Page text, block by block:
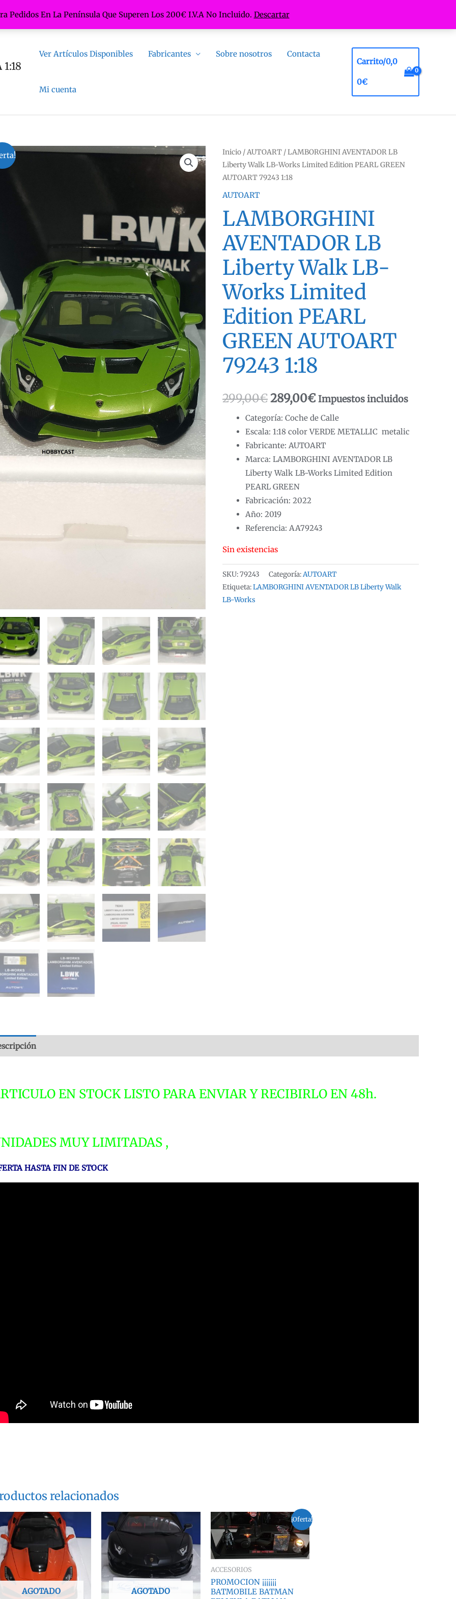
Pedidos En La Península Que Superen Los 200€ I.V.A No Incluido. Descartar
Ver Artículos Disponibles Fabricantes Sobre nosotros Contacta
Mi cuenta
Carrito/0,0
0€
Inicio /AUTOART / LAMBORGHINI AVENTADOR LB
Liberty Walk LB-Works Limited Edition PEARL GREEN
AUTOART 79243 1:18
AUTOART
LAMBORGHINI
AVENTADOR LB
Liberty Walk LB-
Works Limited
Edition PEARL
GREEN AUTOART
79243 1:18
299,00€El
precio
original
era:
299,00€.
289,00€El
precio
actual
es:
289,00€.
Impuestos incluidos
Categoría: Coche de Calle
Escala: 1:18 color VERDE METALLIC metalic
Fabricante: AUTOART
Marca: LAMBORGHINI AVENTADOR LB
Liberty Walk LB-Works Limited Edition
PEARL GREEN
Fabricación: 2022
Año: 2019
Referencia: AA79243
Sin existencias
SKU:79243 Categoría:AUTOART
Etiqueta:LAMBORGHINI AVENTADOR LB Liberty Walk
LB-Works
EN STOCK LISTO PARA ENVIAR Y RECIBIRLO EN 48h.
MUY LIMITADAS ,
HASTA FIN DE STOCK
relacionados
AGOTADO AGOTADO
¡Oferta!
ACCESORIOS
PROMOCION ¡¡¡¡¡¡¡
BATMOBILE BATMAN